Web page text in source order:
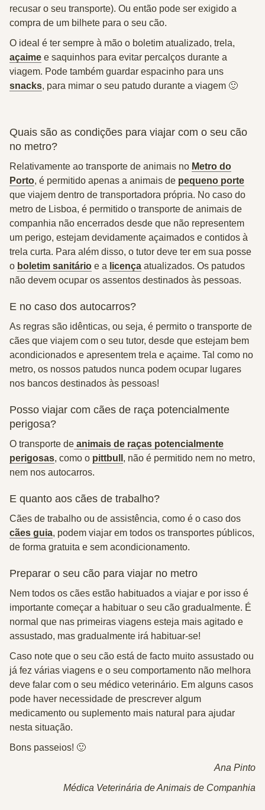
recusar o seu transporte). Ou então pode ser exigido a
compra de um bilhete para o seu cão.
O ideal é ter sempre à mão o boletim atualizado, trela,
açaime e saquinhos para evitar percalços durante a
viagem. Pode também guardar espacinho para uns
snacks, para mimar o seu patudo durante a viagem 🙂
Quais são as condições para viajar com o seu cão
no metro?
Relativamente ao transporte de animais no Metro do
Porto, é permitido apenas a animais de pequeno porte
que viajem dentro de transportadora própria. No caso do
metro de Lisboa, é permitido o transporte de animais de
companhia não encerrados desde que não representem
um perigo, estejam devidamente açaimados e contidos à
trela curta. Para além disso, o tutor deve ter em sua posse
o boletim sanitário e a licença atualizados. Os patudos
não devem ocupar os assentos destinados às pessoas.
E no caso dos autocarros?
As regras são idênticas, ou seja, é permito o transporte de
cães que viajem com o seu tutor, desde que estejam bem
acondicionados e apresentem trela e açaime. Tal como no
metro, os nossos patudos nunca podem ocupar lugares
nos bancos destinados às pessoas!
Posso viajar com cães de raça potencialmente
perigosa?
O transporte de animais de raças potencialmente
perigosas, como o pittbull , não é permitido nem no metro,
nem nos autocarros.
E quanto aos cães de trabalho?
Cães de trabalho ou de assistência, como é o caso dos
cães guia, podem viajar em todos os transportes públicos,
de forma gratuita e sem acondicionamento.
Preparar o seu cão para viajar no metro
Nem todos os cães estão habituados a viajar e por isso é
importante começar a habituar o seu cão gradualmente. É
normal que nas primeiras viagens esteja mais agitado e
assustado, mas gradualmente irá habituar-se!
Caso note que o seu cão está de facto muito assustado ou
já fez várias viagens e o seu comportamento não melhora
deve falar com o seu médico veterinário. Em alguns casos
pode haver necessidade de prescrever algum
medicamento ou suplemento mais natural para ajudar
nesta situação.
Bons passeios! 🙂
Ana Pinto
Médica Veterinária de Animais de Companhia